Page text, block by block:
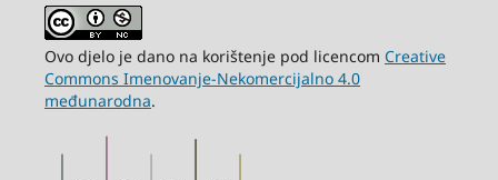
Ovo djelo je dano na korištenje pod licencom Creative
Commons Imenovanje-Nekomercijalno 4.0
međunarodna.